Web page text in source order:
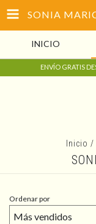
SONIA
INICIO
ENVÍO GRATIS
Inicio /
Ordenar por